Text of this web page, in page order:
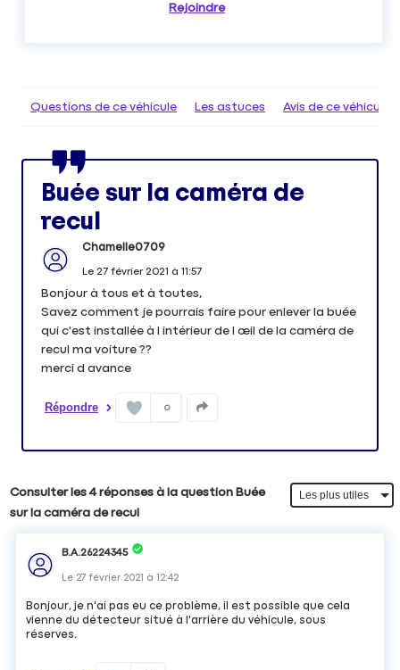
Rejoindre
Questions de ce véhicule Les astuces Avis de ce véhicule
Buée sur la caméra de
recul
Chamelle0709
Le 27 février 2021 à 11:57
Bonjour à tous et à toutes,
Savez comment je pourrais faire pour enlever la buée
qui c'est installée à l intérieur de l œil de la caméra de
recul ma voiture ??
merci d avance
Répondre 0
Consulter les 4 réponses à la question Buée
sur la caméra de recul
B.A.26224345
Le 27 février 2021 à12:42
Bonjour, je n'ai pas eu ce problème, il est possible que cela
vienne du détecteur situé à l'arrière du véhicule, sous
réserves.